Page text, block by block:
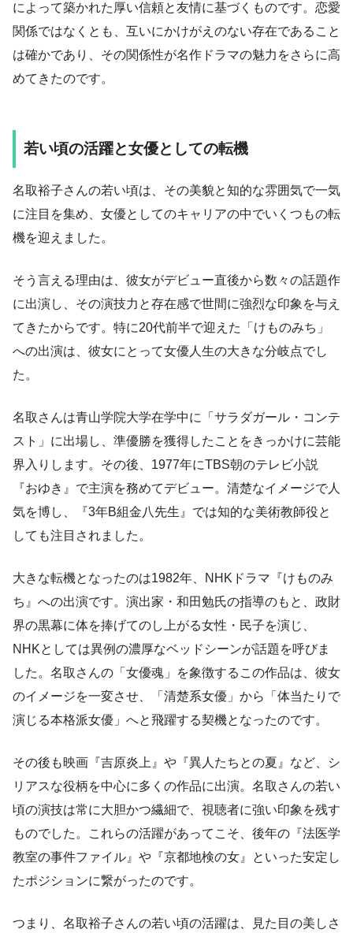
によって築かれた厚い信頼と友情に基づくものです。恋愛
関係ではなくとも、互いにかけがえのない存在であること
は確かであり、その関係性が名作ドラマの魅力をさらに高
めてきたのです。
若い頃の活躍と女優としての転機
名取裕子さんの若い頃は、その美貌と知的な雰囲気で一気
に注目を集め、女優としてのキャリアの中でいくつもの転
機を迎えました。
そう言える理由は、彼女がデビュー直後から数々の話題作
に出演し、その演技力と存在感で世間に強烈な印象を与え
てきたからです。特に20代前半で迎えた「けものみち」
への出演は、彼女にとって女優人生の大きな分岐点でし
た。
名取さんは青山学院大学在学中に「サラダガール・コンテ
スト」に出場し、準優勝を獲得したことをきっかけに芸能
界入りします。その後、1977年にTBS朝のテレビ小説
『おゆき』で主演を務めてデビュー。清楚なイメージで人
気を博し、『3年B組金八先生』では知的な美術教師役と
しても注目されました。
大きな転機となったのは1982年、NHKドラマ『けものみ
ち』への出演です。演出家・和田勉氏の指導のもと、政財
界の黒幕に体を捧げてのし上がる女性・民子を演じ、
NHKとしては異例の濃厚なベッドシーンが話題を呼びま
した。名取さんの「女優魂」を象徴するこの作品は、彼女
のイメージを一変させ、「清楚系女優」から「体当たりで
演じる本格派女優」へと飛躍する契機となったのです。
その後も映画『吉原炎上』や『異人たちとの夏』など、シ
リアスな役柄を中心に多くの作品に出演。名取さんの若い
頃の演技は常に大胆かつ繊細で、視聴者に強い印象を残す
ものでした。これらの活躍があってこそ、後年の『法医学
教室の事件ファイル』や『京都地検の女』といった安定し
たポジションに繋がったのです。
つまり、名取裕子さんの若い頃の活躍は、見た目の美しさ